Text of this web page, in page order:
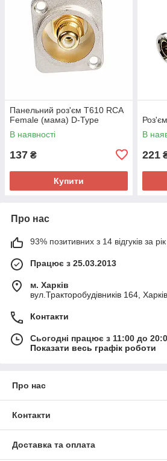
Панельний роз'єм T610 RCA
Female (мама) D-Type
В наявності
137 ₴
Купити
В
221
Про нас
93% позитивних з 14 відгуків за рік
Працює з 25.03.2013
м. Харків
вул.Тракторобудівників 164,
Контакти
Сьогодні працює з 11:00 до
Показати весь графік роботи
Про нас
Контакти
Доставка та оплата